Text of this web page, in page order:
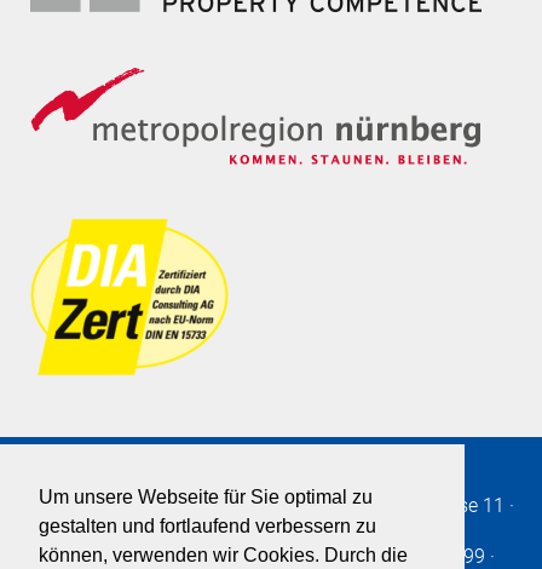
Um unsere Webseite für Sie optimal zu
gestalten und fortlaufend verbessern zu
können, verwenden wir Cookies. Durch die
Immobilien SOLLMANN+ZAGEL GmbH· Burgstrasse 11 ·
90403·Nürnberg· Germany
Telefon+49 911 - 2361-0· Fax: +49 911 - 2361-299 ·